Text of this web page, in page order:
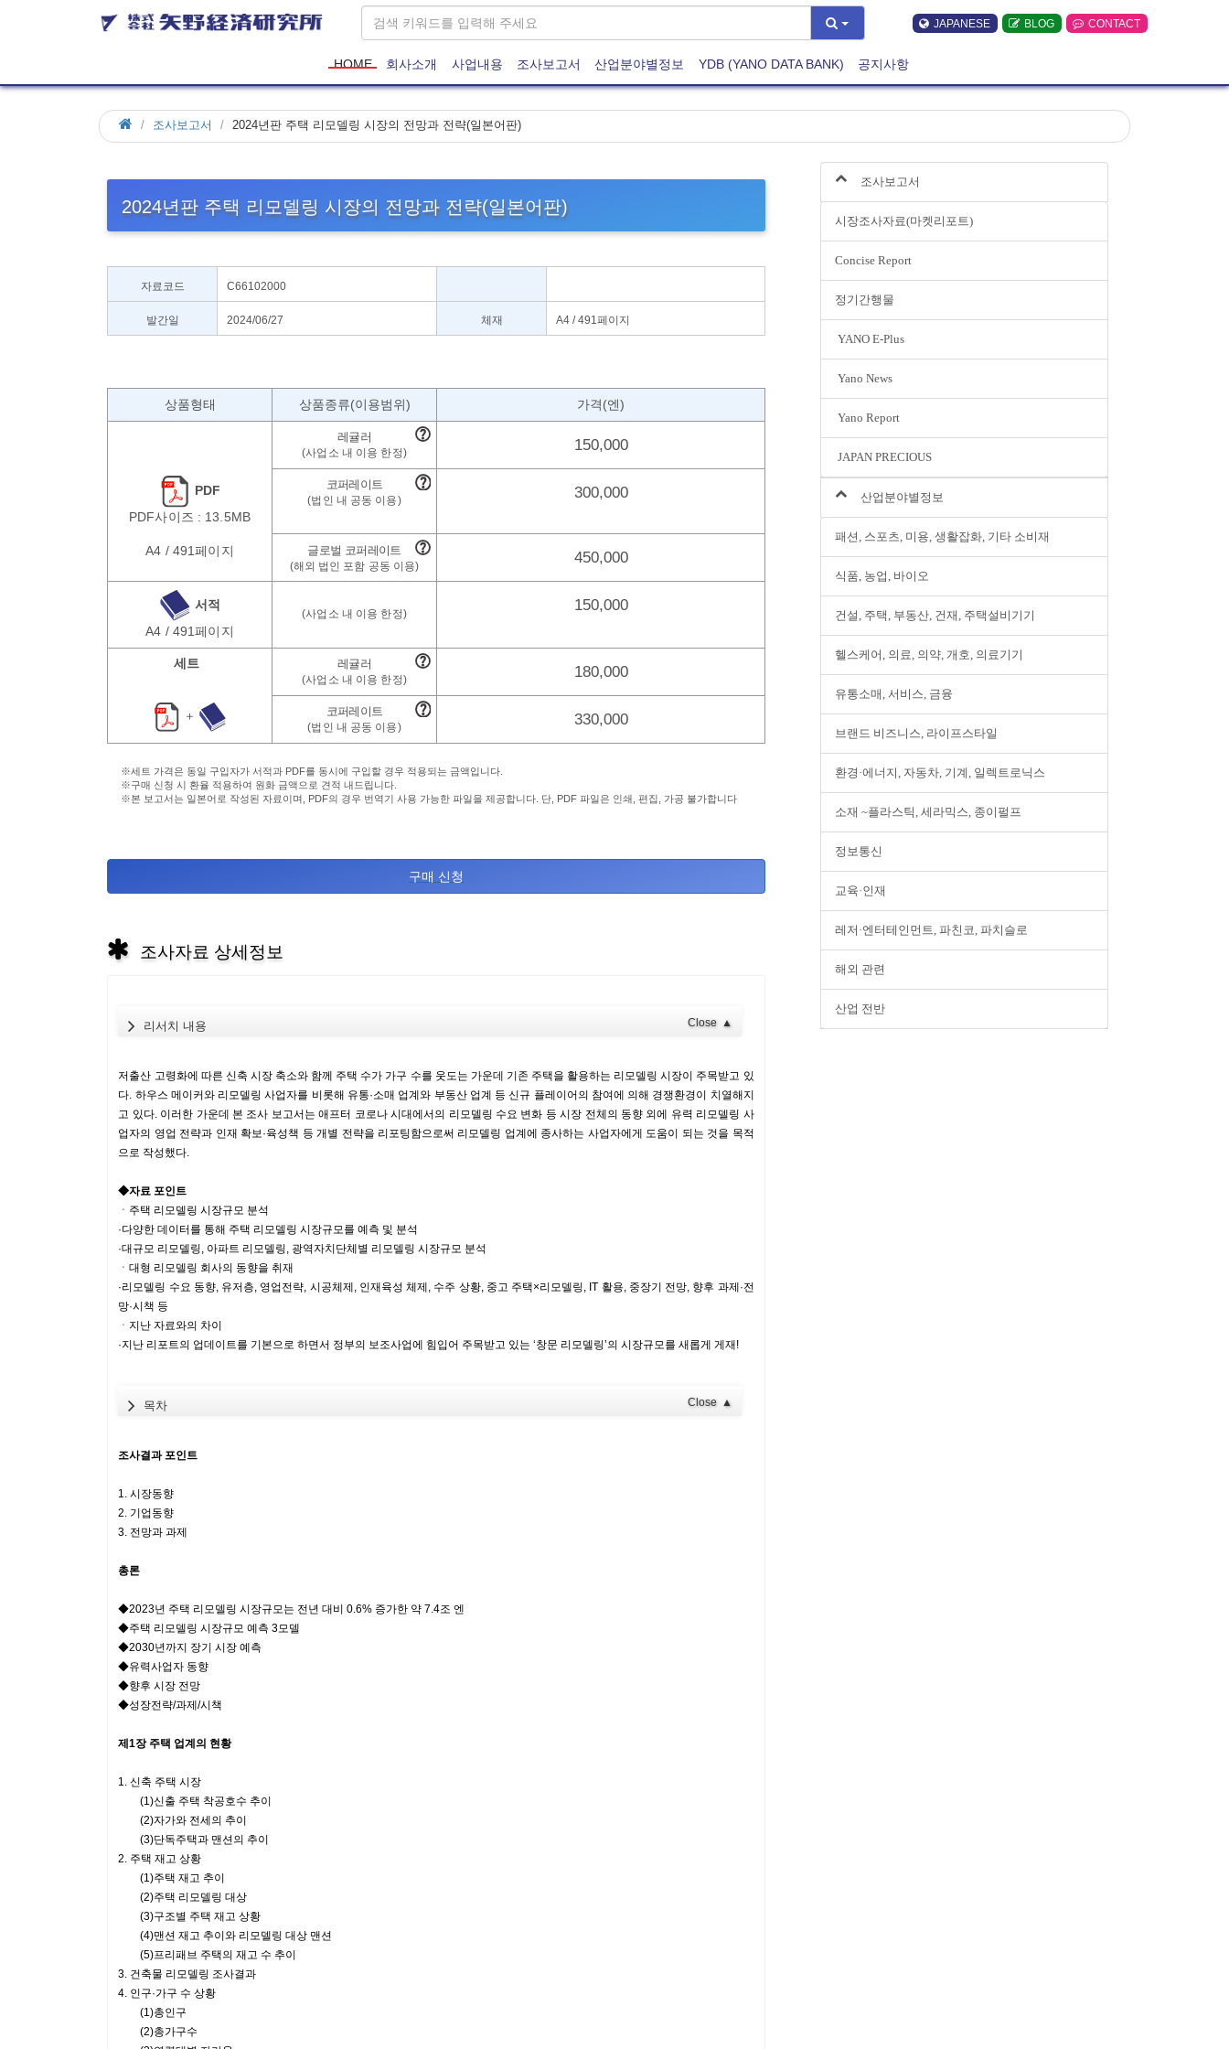
JAPANESE BLOG CONTACT
HOME 회사소개 사업내용 조사보고서 산업분야별정보 YDB (YANO DATA BANK) 공지사항
조사보고서 2024년판 주택 리모델링 시장의 전망과 전략(일본어판)
2024년판 주택 리모델링 시장의 전망과 전략(일본어판)
자료코드 C66102000
발간일 2024/06/27 체재 A4 / 491페이지
상품형태 상품종류(이용범위) 가격(엔)
150,000
PDF
PDF사이즈 : 13.5MB
300,000
A4 / 491페이지 450,000
서적
A4 / 491페이지
150,000
세트 180,000
＋ 330,000
※세트 가격은 동일 구입자가 서적과 PDF를 동시에 구입할 경우 적용되는 금액입니다.
※구매 신청 시 환율 적용하여 원화 금액으로 견적 내드립니다.
※본 보고서는 일본어로 작성된 자료이며, PDF의 경우 번역기 사용 가능한 파일을 제공합니다. 단, PDF 파일은 인쇄, 편집, 가공 불가합니다
구매 신청
조사자료 상세정보
리서치 내용 Close ▲
저출산 고령화에 따른 신축 시장 축소와 함께 주택 수가 가구 수를 웃도는 가운데 기존 주택을 활용하는 리모델링 시장이 주목받고 있
다. 하우스 메이커와 리모델링 사업자를 비롯해 유통·소매 업계와 부동산 업계 등 신규 플레이어의 참여에 의해 경쟁환경이 치열해지
고 있다. 이러한 가운데 본 조사 보고서는 애프터 코로나 시대에서의 리모델링 수요 변화 등 시장 전체의 동향 외에 유력 리모델링 사
업자의 영업 전략과 인재 확보·육성책 등 개별 전략을 리포팅함으로써 리모델링 업계에 종사하는 사업자에게 도움이 되는 것을 목적
으로 작성했다.
◆자료 포인트
ㆍ주택 리모델링 시장규모 분석
·다양한 데이터를 통해 주택 리모델링 시장규모를 예측 및 분석
·대규모 리모델링, 아파트 리모델링, 광역자치단체별 리모델링 시장규모 분석
ㆍ대형 리모델링 회사의 동향을 취재
·리모델링 수요 동향, 유저층, 영업전략, 시공체제, 인재육성 체제, 수주 상황, 중고 주택×리모델링, IT 활용, 중장기 전망, 향후 과제·전
망·시책 등
ㆍ지난 자료와의 차이
·지난 리포트의 업데이트를 기본으로 하면서 정부의 보조사업에 힘입어 주목받고 있는 ‘창문 리모델링’의 시장규모를 새롭게 게재!
목차 Close ▲
조사결과 포인트
1. 시장동향
2. 기업동향
3. 전망과 과제
총론
◆2023년 주택 리모델링 시장규모는 전년 대비 0.6% 증가한 약 7.4조 엔
◆주택 리모델링 시장규모 예측 3모델
◆2030년까지 장기 시장 예측
◆유력사업자 동향
◆향후 시장 전망
◆성장전략/과제/시책
제1장 주택 업계의 현황
1. 신축 주택 시장
(1)신출 주택 착공호수 추이
(2)자가와 전세의 추이
(3)단독주택과 맨션의 추이
2. 주택 재고 상황
(1)주택 재고 추이
(2)주택 리모델링 대상
(3)구조별 주택 재고 상황
(4)맨션 재고 추이와 리모델링 대상 맨션
(5)프리패브 주택의 재고 수 추이
3. 건축물 리모델링 조사결과
4. 인구·가구 수 상황
(1)총인구
(2)총가구수
조사보고서
시장조사자료(마켓리포트)
Concise Report
정기간행물
YANO E-Plus
Yano News
Yano Report
JAPAN PRECIOUS
산업분야별정보
패션, 스포츠, 미용, 생활잡화, 기타 소비재
식품, 농업, 바이오
건설, 주택, 부동산, 건재, 주택설비기기
헬스케어, 의료, 의약, 개호, 의료기기
유통소매, 서비스, 금융
브랜드 비즈니스, 라이프스타일
환경·에너지, 자동차, 기계, 일렉트로닉스
소재 ~플라스틱, 세라믹스, 종이펄프
정보통신
교육·인재
레저·엔터테인먼트, 파친코, 파치슬로
해외 관련
산업 전반